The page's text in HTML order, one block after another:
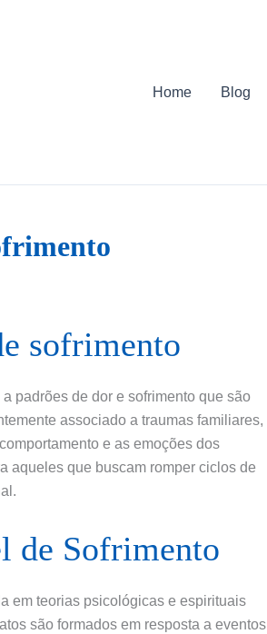
Home Blog
sofrimento
padrões de dor e sofrimento que são
associado a traumas familiares,
e as emoções dos
aqueles que buscam romper ciclos de
de Sofrimento
em teorias psicológicas e espirituais
são formados em resposta a eventos